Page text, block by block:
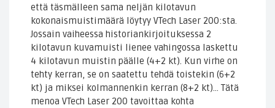
että täsmälleen sama neljän kilotavun
kokonaismuistimäärä löytyy VTech Laser 200:sta.
Jossain vaiheessa historiankirjoituksessa 2
kilotavun kuvamuisti lienee vahingossa laskettu
4 kilotavun muistin päälle (4+2 kt). Kun virhe on
tehty kerran, se on saatettu tehdä toistekin (6+2
kt) ja miksei kolmannenkin kerran (8+2 kt)… Tätä
menoa VTech Laser 200 tavoittaa kohta